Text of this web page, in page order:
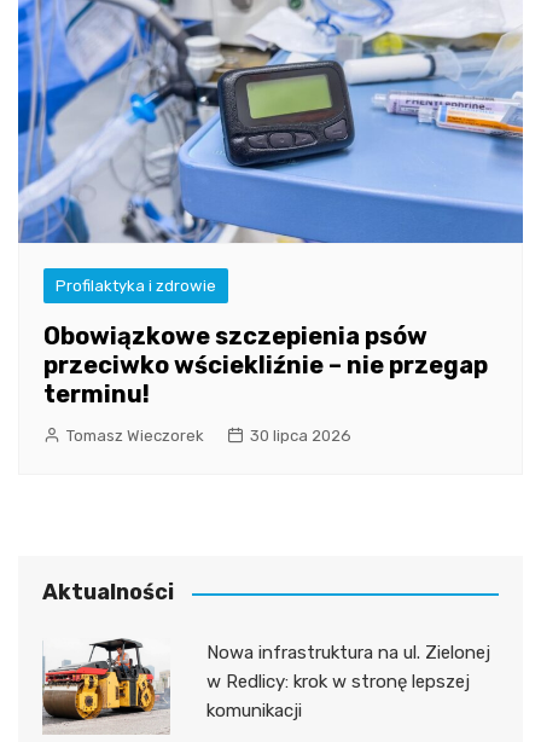
Profilaktyka i zdrowie
Obowiązkowe szczepienia psów
przeciwko wściekliźnie – nie przegap
terminu!
Tomasz Wieczorek 30 lipca 2026
Aktualności
Nowa infrastruktura na ul. Zielonej
w Redlicy: krok w stronę lepszej
komunikacji